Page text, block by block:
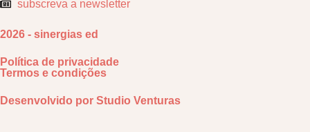
subscreva a newsletter
2026 - sinergias ed
Política de privacidade
Termos e condições
Desenvolvido por Studio Venturas